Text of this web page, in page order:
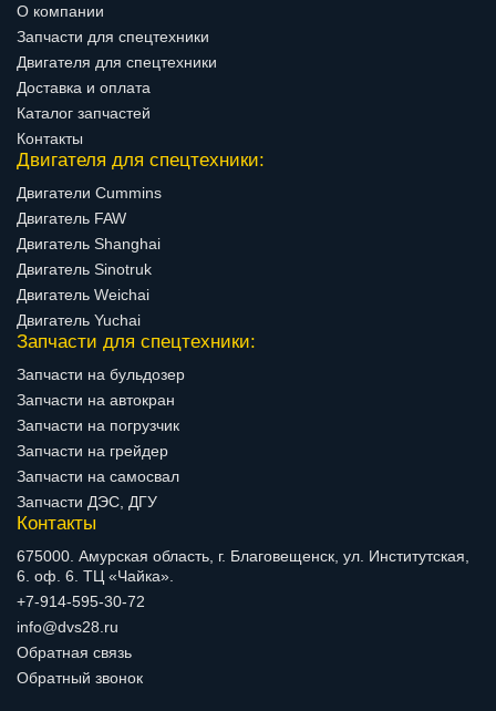
О компании
Запчасти для спецтехники
Двигателя для спецтехники
Доставка и оплата
Каталог запчастей
Контакты
Двигателя для спецтехники:
Двигатели Cummins
Двигатель FAW
Двигатель Shanghai
Двигатель Sinotruk
Двигатель Weichai
Двигатель Yuchai
Запчасти для спецтехники:
Запчасти на бульдозер
Запчасти на автокран
Запчасти на погрузчик
Запчасти на грейдер
Запчасти на самосвал
Запчасти ДЭС, ДГУ
Контакты
675000. Амурская область, г. Благовещенск, ул. Институтская,
6. оф. 6. ТЦ «Чайка».
+7-914-595-30-72
info@dvs28.ru
Обратная связь
Обратный звонок